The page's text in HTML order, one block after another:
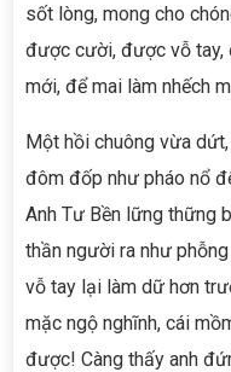
sốt lòng, mong cho
được cười, được vỗ tay,
mới, để mai làm nhếch
Một hồi chuông vừa
đôm đốp như pháo nổ
Anh Tư Bền lững thững
thần người ra như
vỗ tay lại làm dữ hơn
mặc ngộ nghĩnh, cái
được! Càng thấy anh